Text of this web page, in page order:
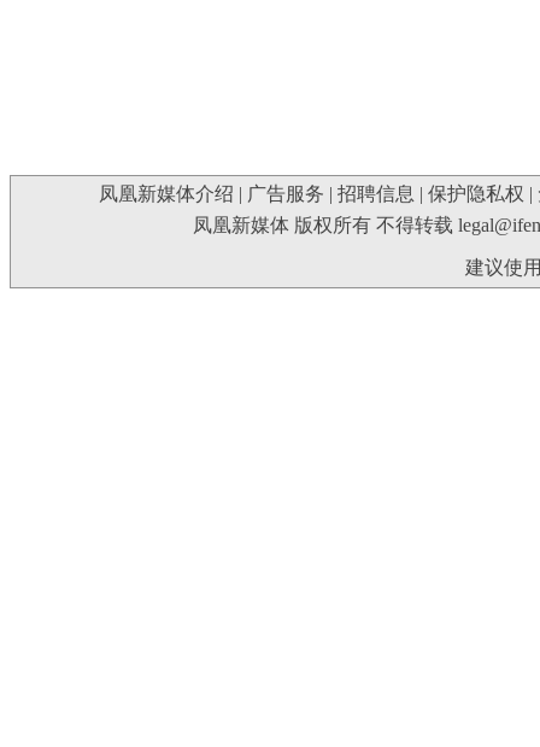
凤凰新媒体介绍 | 广告服务 | 招聘信息 | 保护隐私权 |
凤凰新媒体 版权所有 不得转载
建议使